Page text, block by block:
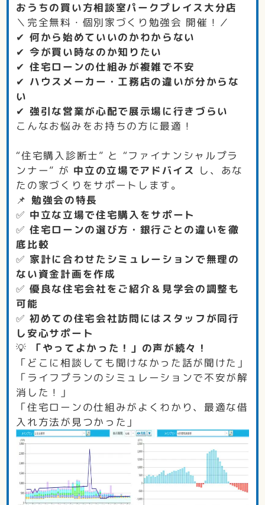
おうちの買い方相談室パークプレイス大分店
＼完全無料・個別家づくり勉強会 開催！／
✔ 何から始めていいのかわからない
✔ 今が買い時なのか知りたい
✔ 住宅ローンの仕組みが複雑で不安
✔ ハウスメーカー・工務店の違いが分からな
い
✔ 強引な営業が心配で展示場に行きづらい
こんなお悩みをお持ちの方に最適！
“住宅購入診断士” と “ファイナンシャルプラ
ンナー” が 中立の立場でアドバイス し、あな
たの家づくりをサポートします。
📌 勉強会の特長
✅ 中立な立場で住宅購入をサポート
✅ 住宅ローンの選び方・銀行ごとの違いを徹
底比較
✅ 家計に合わせたシミュレーションで無理の
ない資金計画を作成
✅ 優良な住宅会社をご紹介＆見学会の調整も
可能
✅ 初めての住宅会社訪問にはスタッフが同行
し安心サポート
💡
「やってよかった！」の声が続々！
「どこに相談しても聞けなかった話が聞けた」
「ライフプランのシミュレーションで不安が解
消した！」
「住宅ローンの仕組みがよくわかり、最適な借
入れ方法が見つかった」